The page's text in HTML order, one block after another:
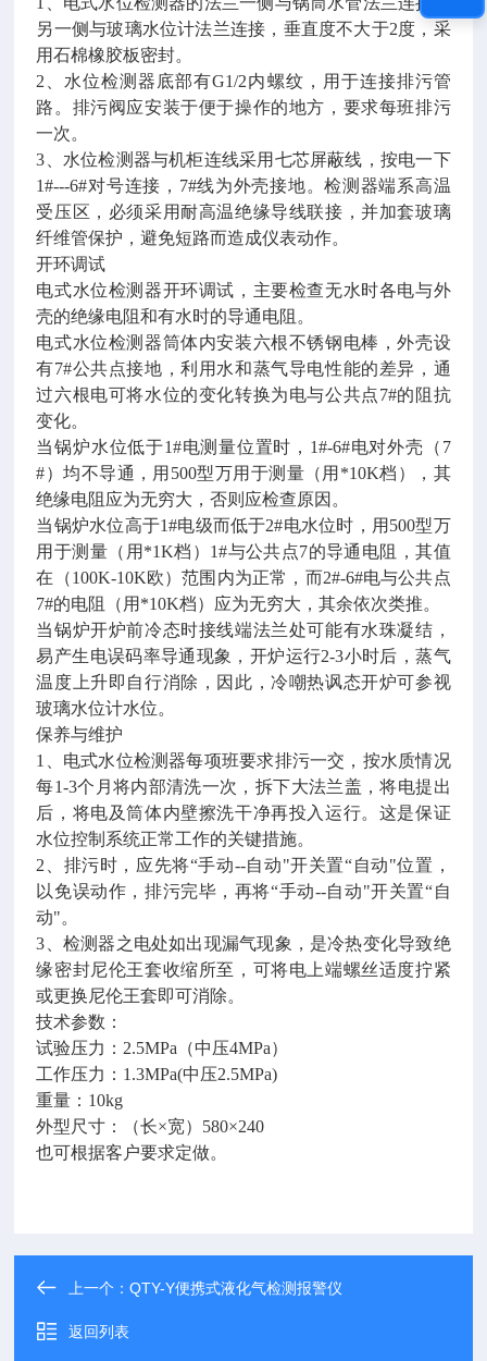
另一侧与玻璃水位计法兰连接，垂直度不大于2度，采
用石棉橡胶板密封。
2、水位检测器底部有G1/2内螺纹，用于连接排污管
路。排污阀应安装于便于操作的地方，要求每班排污
一次。
3、水位检测器与机柜连线采用七芯屏蔽线，按电一下
1#---6#对号连接，7#线为外壳接地。检测器端系高温
受压区，必须采用耐高温绝缘导线联接，并加套玻璃
纤维管保护，避免短路而造成仪表动作。
开环调试
电式水位检测器开环调试，主要检查无水时各电与外
壳的绝缘电阻和有水时的导通电阻。
电式水位检测器筒体内安装六根不锈钢电棒，外壳设
有7#公共点接地，利用水和蒸气导电性能的差异，通
过六根电可将水位的变化转换为电与公共点7#的阻抗
变化。
当锅炉水位低于1#电测量位置时，1#-6#电对外壳（7
#）均不导通，用500型万用于测量（用*10K档），其
绝缘电阻应为无穷大，否则应检查原因。
当锅炉水位高于1#电级而低于2#电水位时，用500型万
用于测量（用*1K档）1#与公共点7的导通电阻，其值
在（100K-10K欧）范围内为正常，而2#-6#电与公共点
7#的电阻（用*10K档）应为无穷大，其余依次类推。
当锅炉开炉前冷态时接线端法兰处可能有水珠凝结，
易产生电误码率导通现象，开炉运行2-3小时后，蒸气
温度上升即自行消除，因此，冷嘲热讽态开炉可参视
玻璃水位计水位。
保养与维护
1、电式水位检测器每项班要求排污一交，按水质情况
每1-3个月将内部清洗一次，拆下大法兰盖，将电提出
后，将电及筒体内壁擦洗干净再投入运行。这是保证
水位控制系统正常工作的关键措施。
2、排污时，应先将“手动--自动"开关置“自动"位置，
以免误动作，排污完毕，再将“手动--自动"开关置“自
动"。
3、检测器之电处如出现漏气现象，是冷热变化导致绝
缘密封尼伦王套收缩所至，可将电上端螺丝适度拧紧
或更换尼伦王套即可消除。
技术参数：
试验压力：2.5MPa（中压4MPa）
工作压力：1.3MPa(中压2.5MPa)
重量：10kg
外型尺寸：（长×宽）580×240
也可根据客户要求定做。
上一个：QTY-Y便携式液化气检测报警仪
返回列表